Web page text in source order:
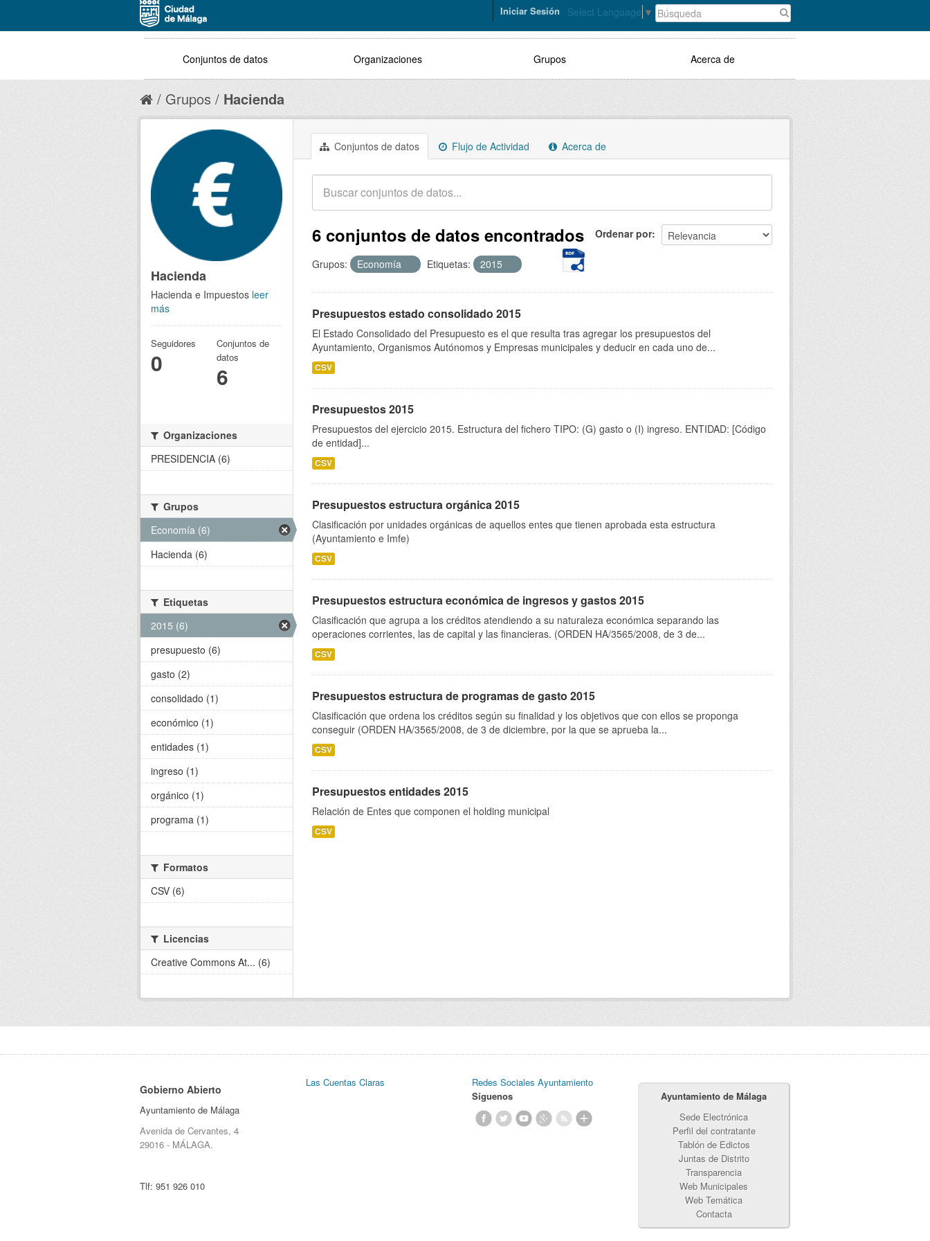
Select Language ▼
Iniciar Sesión
Conjuntos de datos Organizaciones Grupos Acerca de
Grupos Hacienda
Conjuntos de datos Flujo de Actividad Acerca de
Ordenar por
6 conjuntos de datos encontrados
Grupos: Economía Etiquetas: 2015
Presupuestos estado consolidado 2015
El Estado Consolidado del Presupuesto es el que resulta tras agregar los presupuestos del
Ayuntamiento, Organismos Autónomos y Empresas municipales y deducir en cada uno de...
CSV
Presupuestos 2015
Presupuestos del ejercicio 2015. Estructura del fichero TIPO: (G) gasto o (I) ingreso. ENTIDAD: [Código
de entidad]...
CSV
Presupuestos estructura orgánica 2015
Clasificación por unidades orgánicas de aquellos entes que tienen aprobada esta estructura
(Ayuntamiento e Imfe)
CSV
Presupuestos estructura económica de ingresos y gastos 2015
Clasificación que agrupa a los créditos atendiendo a su naturaleza económica separando las
operaciones corrientes, las de capital y las financieras. (ORDEN HA/3565/2008, de 3 de...
CSV
Presupuestos estructura de programas de gasto 2015
Clasificación que ordena los créditos según su finalidad y los objetivos que con ellos se proponga
conseguir (ORDEN HA/3565/2008, de 3 de diciembre, por la que se aprueba la...
CSV
Presupuestos entidades 2015
Relación de Entes que componen el holding municipal
CSV
Hacienda
Hacienda e Impuestos leer
más
Seguidores
0
Conjuntos de
datos
6
Organizaciones
PRESIDENCIA (6)
Grupos
Economía (6)
Hacienda (6)
Etiquetas
2015 (6)
presupuesto (6)
gasto (2)
consolidado (1)
económico (1)
entidades (1)
ingreso (1)
orgánico (1)
programa (1)
Formatos
CSV (6)
Licencias
Creative Commons At... (6)
Gobierno Abierto
Ayuntamiento de Málaga
Avenida de Cervantes, 4
29016 - MÁLAGA.
Tlf: 951 926 010
Las Cuentas Claras
Redes Sociales Ayuntamiento
Síguenos
Ayuntamiento de Málaga
Sede Electrónica
Perfil del contratante
Tablón de Edictos
Juntas de Distrito
Transparencia
Web Municipales
Web Temática
Contacta